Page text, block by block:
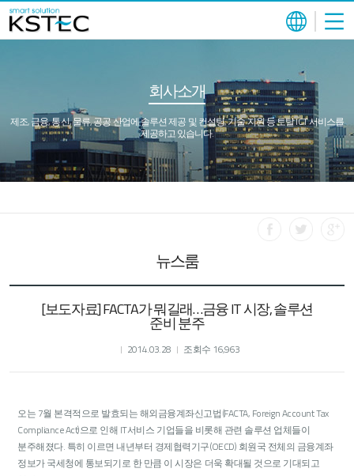
회사소개
제조, 금융, 통신, 물류, 공공 산업에 솔루션 제공 및 컨설팅, 기술 지원 등 토탈 ICT 서비스를
제공하고 있습니다.
뉴스룸
[보도자료] FACTA가 뭐길래…금융 IT 시장, 솔루션
준비 분주
2014.03.28 조회수 16,963
오는 7월 본격적으로 발효되는 해외금융계좌신고법(FACTA, Foreign Account Tax
Compliance Act)으로 인해 IT서비스 기업들을 비롯해 관련 솔루션 업체들이
분주해졌다. 특히 이르면 내년부터 경제협력기구(OECD) 회원국 전체의 금융계좌
정보가 국세청에 통보되기로 한 만큼 이 시장은 더욱 확대될 것으로 기대되고